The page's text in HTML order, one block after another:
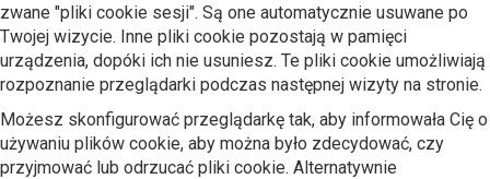
zwane "pliki cookie sesji". Są one automatycznie usuwane po
Twojej wizycie. Inne pliki cookie pozostają w pamięci
urządzenia, dopóki ich nie usuniesz. Te pliki cookie umożliwiają
rozpoznanie przeglądarki podczas następnej wizyty na stronie.
Możesz skonfigurować przeglądarkę tak, aby informowała Cię o
używaniu plików cookie, aby można było zdecydować, czy
przyjmować lub odrzucać pliki cookie. Alternatywnie